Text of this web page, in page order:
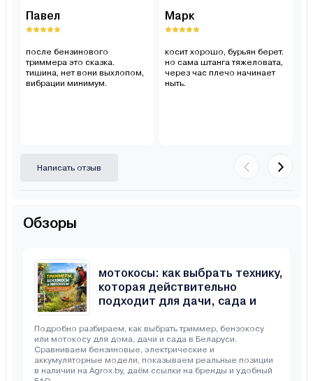
Павел
после бензинового
триммера это сказка.
тишина, нет вони выхлопом,
вибрации минимум.
Марк
косит хорошо, бурьян берет.
но сама штанга тяжеловата,
через час плечо начинает
ныть.
Написать отзыв
Обзоры
мотокосы: как выбрать технику,
которая действительно
подходит для дачи, сада и
Подробно разбираем, как выбрать триммер, бензокосу
или мотокосу для дома, дачи и сада в Беларуси.
Сравниваем бензиновые, электрические и
аккумуляторные модели, показываем реальные позиции
в наличии на Agrox.by, даём ссылки на бренды и удобный